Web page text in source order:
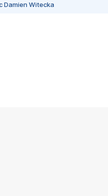
Damien Witecka